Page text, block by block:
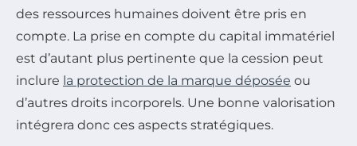
des ressources humaines doivent être pris en
compte. La prise en compte du capital immatériel
est d’autant plus pertinente que la cession peut
inclure la protection de la marque déposée ou
d’autres droits incorporels. Une bonne valorisation
intégrera donc ces aspects stratégiques.